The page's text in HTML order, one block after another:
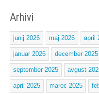
Arhivi
junij 2026 maj 2026 april
januar 2026 december 2025
september 2025 avgust
april 2025 marec 2025